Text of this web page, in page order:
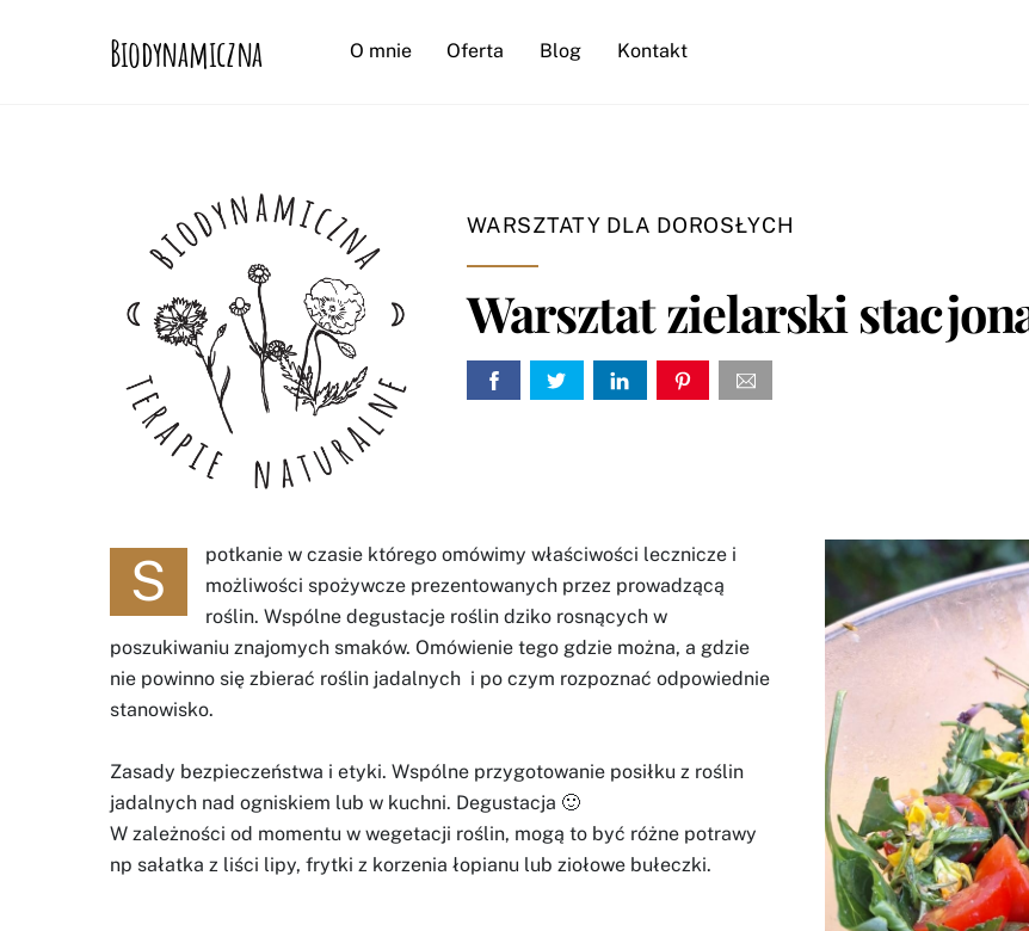
Biodynamiczna O mnie Oferta Blog Kontakt
WARSZTATY DLA DOROSŁYCH
Warsztat zielarski
S
potkanie w czasie którego omówimy właściwości lecznicze i
możliwości spożywcze prezentowanych przez prowadzącą
roślin. Wspólne degustacje roślin dziko rosnących w
poszukiwaniu znajomych smaków. Omówienie tego gdzie można, a gdzie
nie powinno się zbierać roślin jadalnych i po czym rozpoznać odpowiednie
stanowisko.
Zasady bezpieczeństwa i etyki. Wspólne przygotowanie posiłku z roślin
jadalnych nad ogniskiem lub w kuchni. Degustacja 🙂
W zależności od momentu w wegetacji roślin, mogą to być różne potrawy
np sałatka z liści lipy, frytki z korzenia łopianu lub ziołowe bułeczki.